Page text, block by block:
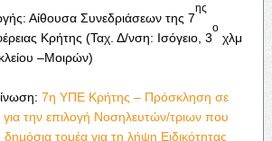
Αίθουσα Συνεδριάσεων της 7
ης
Κρήτης (Ταχ. Δ/νση: Ισόγειο, 3
ο
χλμ
–Μοιρών)
7η ΥΠΕ Κρήτης – Πρόσκληση σε
την επιλογή Νοσηλευτών/τριων που
δημόσια τομέα για τη λήψη Ειδικότητας